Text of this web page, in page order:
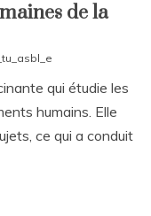
de la
qui étudie les
humains. Elle
ce qui a conduit